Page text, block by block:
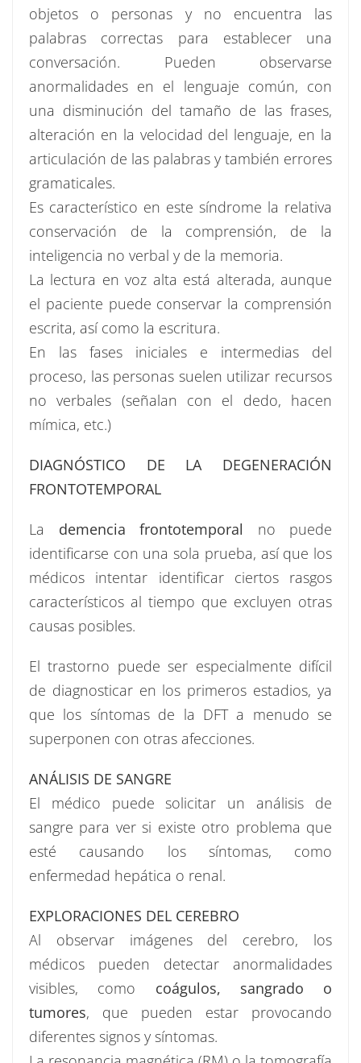
objetos o personas y no encuentra las
palabras correctas para establecer una
conversación. Pueden observarse
anormalidades en el lenguaje común, con
una disminución del tamaño de las frases,
alteración en la velocidad del lenguaje, en la
articulación de las palabras y también errores
gramaticales.
Es característico en este síndrome la relativa
conservación de la comprensión, de la
inteligencia no verbal y de la memoria.
La lectura en voz alta está alterada, aunque
el paciente puede conservar la comprensión
escrita, así como la escritura.
En las fases iniciales e intermedias del
proceso, las personas suelen utilizar recursos
no verbales (señalan con el dedo, hacen
mímica, etc.)
DIAGNÓSTICO DE LA DEGENERACIÓN
FRONTOTEMPORAL
La demencia frontotemporal no puede
identificarse con una sola prueba, así que los
médicos intentar identificar ciertos rasgos
característicos al tiempo que excluyen otras
causas posibles.
El trastorno puede ser especialmente difícil
de diagnosticar en los primeros estadios, ya
que los síntomas de la DFT a menudo se
superponen con otras afecciones.
ANÁLISIS DE SANGRE
El médico puede solicitar un análisis de
sangre para ver si existe otro problema que
esté causando los síntomas, como
enfermedad hepática o renal.
EXPLORACIONES DEL CEREBRO
Al observar imágenes del cerebro, los
médicos pueden detectar anormalidades
visibles, como coágulos, sangrado o
tumores, que pueden estar provocando
diferentes signos y síntomas.